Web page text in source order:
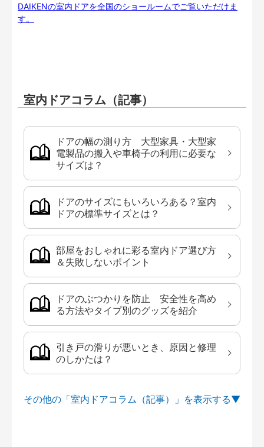
DAIKENの室内ドアを全国のショールームでご覧いただけま
す。
室内ドアコラム（記事）
ドアの幅の測り方 大型家具・大型家
電製品の搬入や車椅子の利用に必要な
サイズは？
ドアのサイズにもいろいろある？室内
ドアの標準サイズとは？
部屋をおしゃれに彩る室内ドア選び方
＆失敗しないポイント
ドアのぶつかりを防止 安全性を高め
る方法やタイプ別のグッズを紹介
引き戸の滑りが悪いとき、原因と修理
のしかたは？
その他の「室内ドアコラム（記事）」を